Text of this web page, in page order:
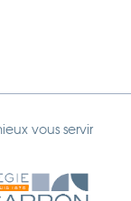
vous servir